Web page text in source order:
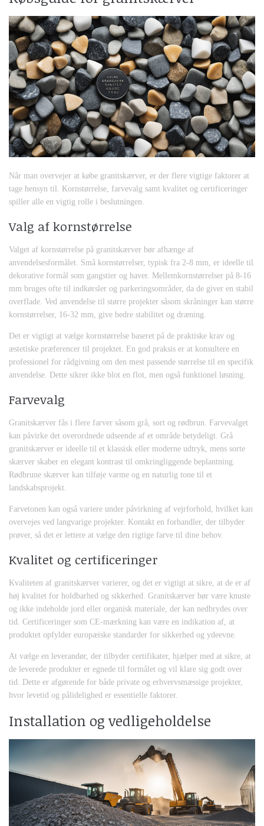
Når man overvejer at købe granitskærver, er der flere vigtige faktorer at
tage hensyn til. Kornstørrelse, farvevalg samt kvalitet og certificeringer
spiller alle en vigtig rolle i beslutningen.
Valg af kornstørrelse
Valget af kornstørrelse på granitskærver bør afhænge af
anvendelsesformålet. Små kornstørrelser, typisk fra 2-8 mm, er ideelle til
dekorative formål som gangstier og haver. Mellemkornstørrelser på 8-16
mm bruges ofte til indkørsler og parkeringsområder, da de giver en stabil
overflade. Ved anvendelse til større projekter såsom skråninger kan større
kornstørrelser, 16-32 mm, give bedre stabilitet og dræning.
Det er vigtigt at vælge kornstørrelse baseret på de praktiske krav og
æstetiske præferencer til projektet. En god praksis er at konsultere en
professionel for rådgivning om den mest passende størrelse til en specifik
anvendelse. Dette sikrer ikke blot en flot, men også funktionel løsning.
Farvevalg
Granitskærver fås i flere farver såsom grå, sort og rødbrun. Farvevalget
kan påvirke det overordnede udseende af et område betydeligt. Grå
granitskærver er ideelle til et klassisk eller moderne udtryk, mens sorte
skærver skaber en elegant kontrast til omkringliggende beplantning.
Rødbrune skærver kan tilføje varme og en naturlig tone til et
landskabsprojekt.
Farvetonen kan også variere under påvirkning af vejrforhold, hvilket kan
overvejes ved langvarige projekter. Kontakt en forhandler, der tilbyder
prøver, så det er lettere at vælge den rigtige farve til dine behov.
Kvalitet og certificeringer
Kvaliteten af granitskærver varierer, og det er vigtigt at sikre, at de er af
høj kvalitet for holdbarhed og sikkerhed. Granitskærver bør være knuste
og ikke indeholde jord eller organisk materiale, der kan nedbrydes over
tid. Certificeringer som CE-mærkning kan være en indikation af, at
produktet opfylder europæiske standarder for sikkerhed og ydeevne.
At vælge en leverandør, der tilbyder certifikater, hjælper med at sikre, at
de leverede produkter er egnede til formålet og vil klare sig godt over
tid. Dette er afgørende for både private og erhvervsmæssige projekter,
hvor levetid og pålidelighed er essentielle faktorer.
Installation og vedligeholdelse